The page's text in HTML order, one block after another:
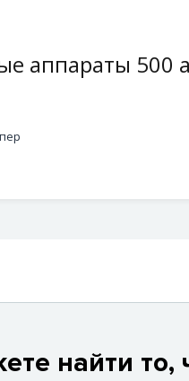
аппараты 500
найти то,